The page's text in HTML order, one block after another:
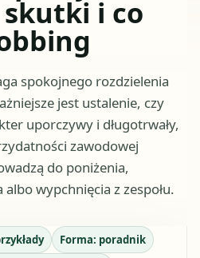
skutki i co
spokojnego rozdzielenia
jest ustalenie, czy
uporczywy i długotrwały,
zawodowej
do poniżenia,
wypchnięcia z zespołu.
Forma: poradnik